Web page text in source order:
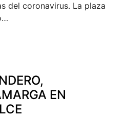
del coronavirus. La plaza
EN